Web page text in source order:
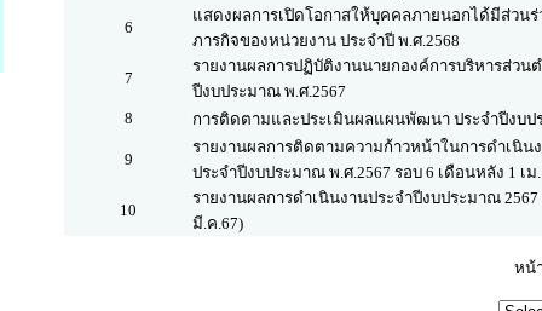
6
แสดงผลการเปิดโอกาสให้บุคคลภายนอกได้มีส่วน
ภารกิจของหน่วยงาน ประจำปี พ.ศ.2568
7
รายงานผลการปฏิบัติงานนายกองค์การบริหารส่วน
ปีงบประมาณ พ.ศ.2567
8
การติดตามและประเมินผลแผนพัฒนา ประจำปีงบป
9
รายงานผลการติดตามความก้าวหน้าในการดำเนิน
ประจำปีงบประมาณ พ.ศ.2567 รอบ 6 เดือนหลัง 1 เม.
10
รายงานผลการดำเนินงานประจำปีงบประมาณ 2567
มี.ค.67)
หน้